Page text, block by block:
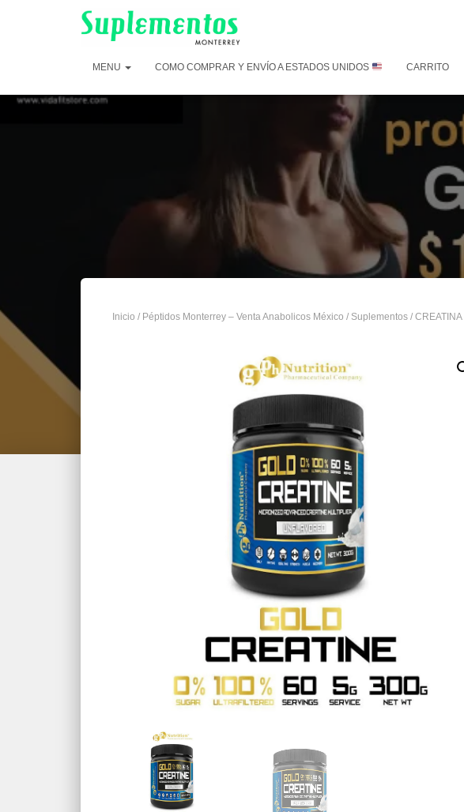
MENU COMO COMPRAR Y ENVÍO A ESTADOS UNIDOS CARRITO
Inicio / Péptidos Monterrey – Venta Anabolicos México / Suplementos / CREATINA